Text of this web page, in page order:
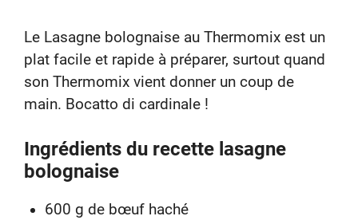
Le Lasagne bolognaise au Thermomix est un
plat facile et rapide à préparer, surtout quand
son Thermomix vient donner un coup de
main. Bocatto di cardinale !
Ingrédients du recette lasagne
bolognaise
600 g de bœuf haché